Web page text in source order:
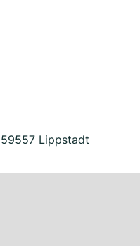
59557 Lippstadt